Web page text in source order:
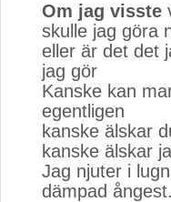
Om jag visste
skulle jag göra
eller är det det
jag gör
Kanske kan
egentligen
kanske älskar
kanske älskar
Jag njuter i
dämpad ångest.